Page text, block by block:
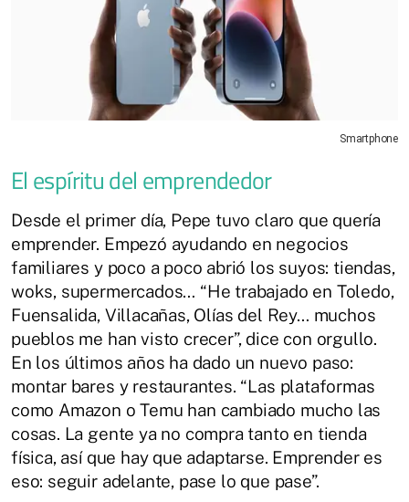
Smartphone
El espíritu del emprendedor
Desde el primer día, Pepe tuvo claro que quería
emprender. Empezó ayudando en negocios
familiares y poco a poco abrió los suyos: tiendas,
woks, supermercados… “He trabajado en Toledo,
Fuensalida, Villacañas, Olías del Rey… muchos
pueblos me han visto crecer”, dice con orgullo.
En los últimos años ha dado un nuevo paso:
montar bares y restaurantes. “Las plataformas
como Amazon o Temu han cambiado mucho las
cosas. La gente ya no compra tanto en tienda
física, así que hay que adaptarse. Emprender es
eso: seguir adelante, pase lo que pase”.